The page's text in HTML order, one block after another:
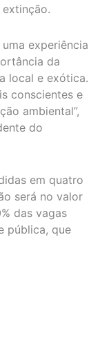
experiência
da
local e exótica.
conscientes e
ambiental”,
do
em quatro
será no valor
das vagas
pública, que